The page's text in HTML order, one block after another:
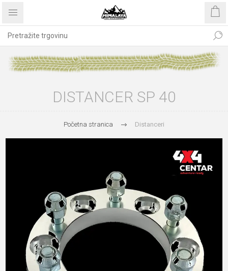
DISTANCER SP 40
Početna stranica Distanceri